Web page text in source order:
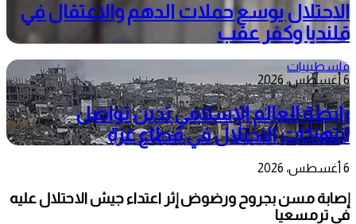
الاحتلال يوسع حملات الدهم والاعتقال في
قلنديا وكفر عقب
فلسطينيات
6 أغسطس، 2026
رابطة العالم الإسلامي تدين تواصل
انتهاكات الاحتلال في قطاع غزة
6 أغسطس، 2026
إصابة مسن بجروح ورضوض إثر اعتداء جيش الاحتلال عليه
في ترمسعيا